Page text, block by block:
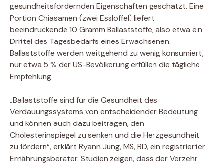
gesundheitsfördernden Eigenschaften geschätzt. Eine
Portion Chiasamen (zwei Esslöffel) liefert
beeindruckende 10 Gramm Ballaststoffe, also etwa ein
Drittel des Tagesbedarfs eines Erwachsenen.
Ballaststoffe werden weitgehend zu wenig konsumiert,
nur etwa 5 % der US-Bevölkerung erfüllen die tägliche
Empfehlung.
„Ballaststoffe sind für die Gesundheit des
Verdauungssystems von entscheidender Bedeutung
und können auch dazu beitragen, den
Cholesterinspiegel zu senken und die Herzgesundheit
zu fördern“, erklärt Ryann Jung, MS, RD, ein registrierter
Ernährungsberater. Studien zeigen, dass der Verzehr